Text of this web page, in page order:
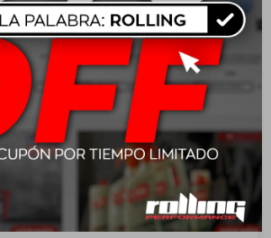
reparación y mantenimiento de
ABS. Se utiliza como lubricante básico y
contra chirridos, además de ser útil en
que requieran lubricación resistente al
uso:
flotante, limpiar todas las superficies
y puntos de contacto con un cepillo
clavijas y resortes de freno.